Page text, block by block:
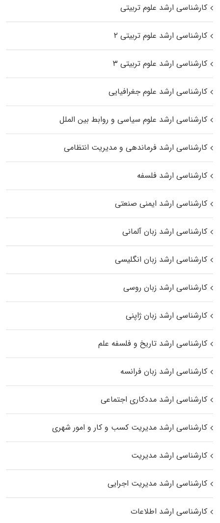
کارشناسی ارشد علوم تربیتی
کارشناسی ارشد علوم تربیتی ۲
کارشناسی ارشد علوم تربیتی ۳
کارشناسی ارشد علوم جغرافیایی
کارشناسی ارشد علوم سیاسی و روابط بین الملل
کارشناسی ارشد فرماندهی و مدیریت انتظامی
کارشناسی ارشد فلسفه
کارشناسی ارشد ایمنی صنعتی
کارشناسی ارشد زبان آلمانی
کارشناسی ارشد زبان انگلیسی
کارشناسی ارشد زبان روسی
کارشناسی ارشد زبان ژاپنی
کارشناسی ارشد تاریخ و فلسفه علم
کارشناسی ارشد زبان فرانسه
کارشناسی ارشد مددکاری اجتماعی
کارشناسی ارشد مدیریت کسب و کار و امور شهری
کارشناسی ارشد مدیریت
کارشناسی ارشد مدیریت اجرایی
کارشناسی ارشد اطلاعات